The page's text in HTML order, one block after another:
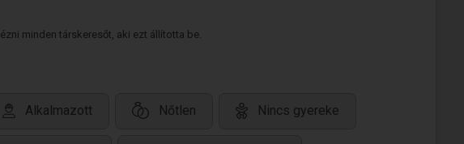
minden társkeresőt, aki ezt állította be.
Alkalmazott Nőtlen Nincs gyereke